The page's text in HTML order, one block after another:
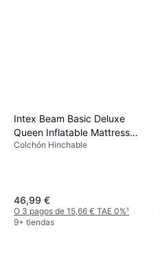
Intex Beam Basic Deluxe
Queen Inflatable Mattress
64136ND
Colchón Hinchable
46,99 €
O 3 pagos de 15,66 € TAE 0%¹
9+ tiendas